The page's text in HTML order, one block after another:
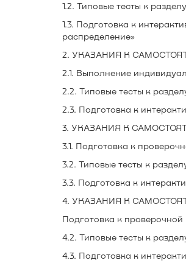
1.2. Типовые тесты к
1.3. Подготовка к
распределение»
2. УКАЗАНИЯ К
2.1. Выполнение
2.2. Типовые тесты к
2.3. Подготовка к
3. УКАЗАНИЯ К
3.1. Подготовка к
3.2. Типовые тесты к
3.3. Подготовка к
4. УКАЗАНИЯ К
Подготовка к
4.2. Типовые тесты к
4.3. Подготовка к